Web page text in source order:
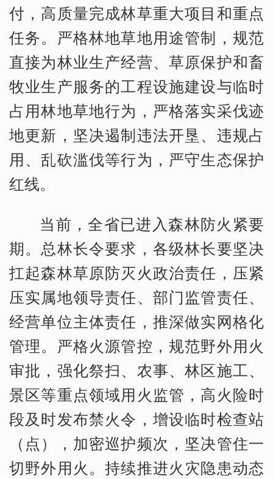
付，高质量完成林草重大项目和重点
任务。严格林地草地用途管制，规范
直接为林业生产经营、草原保护和畜
牧业生产服务的工程设施建设与临时
占用林地草地行为，严格落实采伐迹
地更新，坚决遏制违法开垦、违规占
用、乱砍滥伐等行为，严守生态保护
红线。
当前，全省已进入森林防火紧要
期。总林长令要求，各级林长要坚决
扛起森林草原防灭火政治责任，压紧
压实属地领导责任、部门监管责任、
经营单位主体责任，推深做实网格化
管理。严格火源管控，规范野外用火
审批，强化祭扫、农事、林区施工、
景区等重点领域用火监管，高火险时
段及时发布禁火令，增设临时检查站
（点），加密巡护频次，坚决管住一
切野外用火。持续推进火灾隐患动态